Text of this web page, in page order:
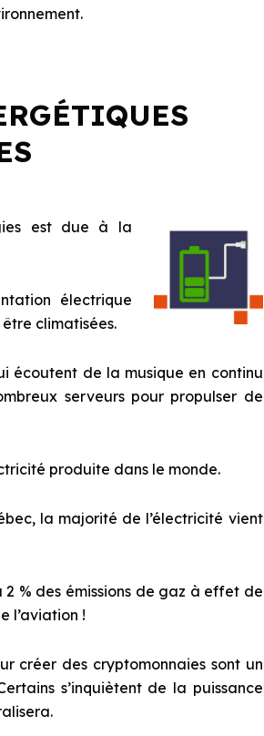
est due à la
électrique
climatisées.
écoutent de la musique en continu
serveurs pour propulser de
produite dans le monde.
la majorité de l’électricité vient
% des émissions de gaz à effet de
l’aviation !
créer des cryptomonnaies sont un
s’inquiètent de la puissance